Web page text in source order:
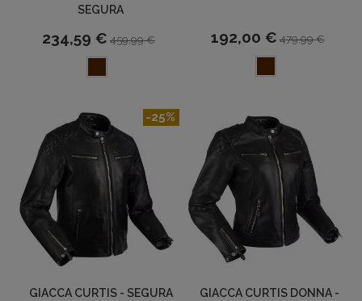
SEGURA
234,59 € 459,99 € 192,00 € 479,99 €
GIACCA CURTIS - SEGURA
-25%
GIACCA CURTIS DONNA -